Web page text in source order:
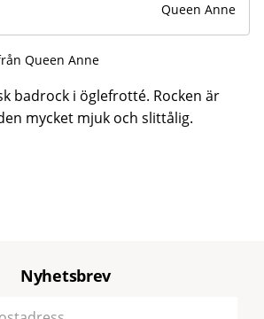
Queen Anne
Queen Anne
badrock i öglefrotté. Rocken är
mycket mjuk och slittålig.
Nyhetsbrev